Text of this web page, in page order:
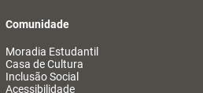
Comunidade
Moradia Estudantil
Casa de Cultura
Inclusão Social
Acessibilidade